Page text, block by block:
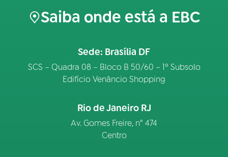
Saiba onde está a EBC
Sede: Brasília DF
SCS – Quadra 08 – Bloco B 50/60 – 1º Subsolo
Edifício Venâncio Shopping
Rio de Janeiro RJ
Av. Gomes Freire, n° 474
Centro